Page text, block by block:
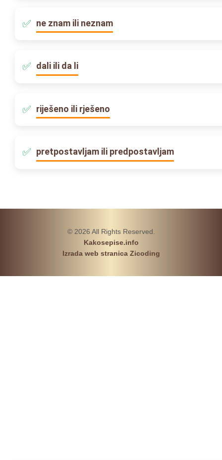
ne znam ili neznam
dali ili da li
riješeno ili rješeno
pretpostavljam ili predpostavljam
© 2026 All Rights Reserved.
Kakosepise.info
Izrada web stranica Zicoding